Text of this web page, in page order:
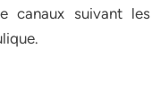
canaux suivant les